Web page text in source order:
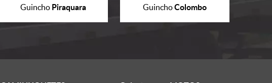
Guincho Piraquara GuinchoColombo